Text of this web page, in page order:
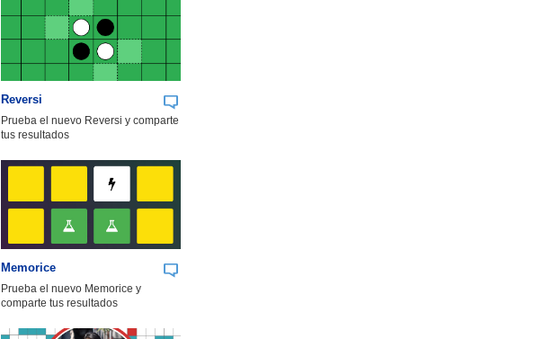
Reversi
Prueba el nuevo Reversi y comparte
tus resultados
Memorice
Prueba el nuevo Memorice y
comparte tus resultados